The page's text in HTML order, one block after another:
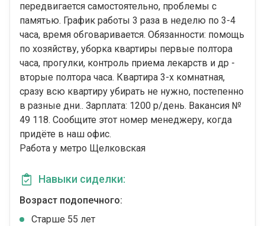
передвигается самостоятельно, проблемы с
памятью. График работы 3 раза в неделю по 3-4
часа, время обговаривается. Обязанности: помощь
по хозяйству, уборка квартиры первые полтора
часа, прогулки, контроль приема лекарств и др -
вторые полтора часа. Квартира 3-х комнатная,
сразу всю квартиру убирать не нужно, постепенно
в разные дни.. Зарплата: 1200 р/день. Вакансия №
49 118. Сообщите этот номер менеджеру, когда
придёте в наш офис.
Работа у метро Щелковская
Навыки сиделки:
Возраст подопечного:
Cтарше 55 лет